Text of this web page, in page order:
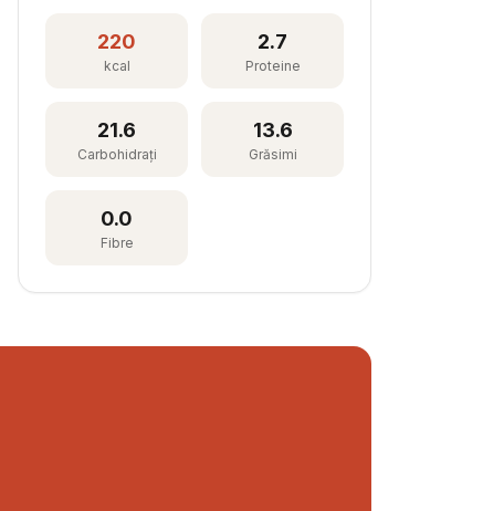
220
kcal
2.7
Proteine
21.6
Carbohidrați
13.6
Grăsimi
0.0
Fibre